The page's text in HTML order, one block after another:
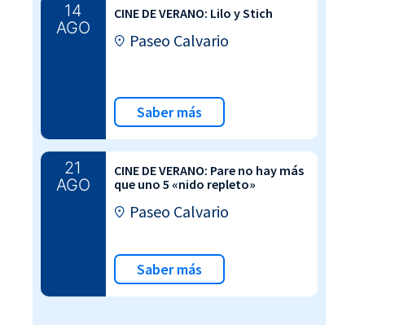
14
AGO
CINE DE VERANO: Lilo y Stich
Paseo Calvario
Saber más
21
AGO
CINE DE VERANO: Pare no hay más
que uno 5 «nido repleto»
Paseo Calvario
Saber más